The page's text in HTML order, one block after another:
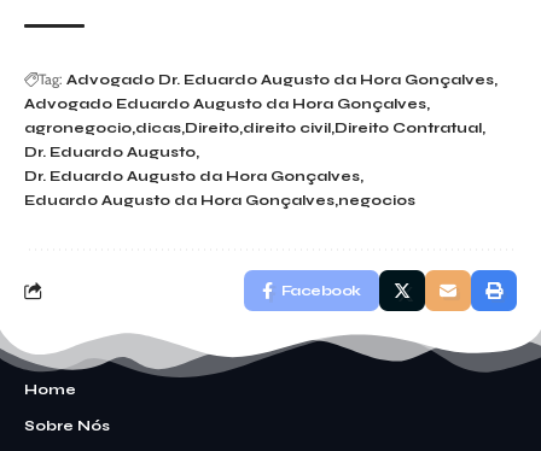
Tag: Advogado Dr. Eduardo Augusto da Hora Gonçalves
Advogado Eduardo Augusto da Hora Gonçalves
agronegocio dicas Direito direito civil Direito Contratual
Dr. Eduardo Augusto
Dr. Eduardo Augusto da Hora Gonçalves
Eduardo Augusto da Hora Gonçalves negocios
Facebook
Home
Sobre Nós